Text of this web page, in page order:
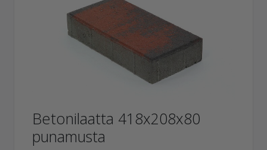
Betonilaatta 418x208x80
punamusta